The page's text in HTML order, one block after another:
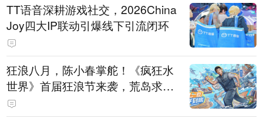
TT语音深耕游戏社交，2026China
Joy四大IP联动引爆线下引流闭环
狂浪八月，陈小春掌舵！《疯狂水
世界》首届狂浪节来袭，荒岛求生
直播即将开启